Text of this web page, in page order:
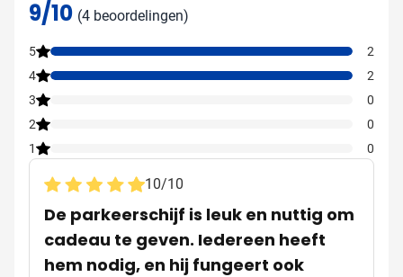
9/10 (4 beoordelingen)
5
2
4
2
3
0
2
0
1
0
10/10
De parkeerschijf is leuk en nuttig om
cadeau te geven. Iedereen heeft
hem nodig, en hij fungeert ook